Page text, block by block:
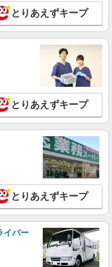
＜日払い有/週払い有/交
含む)＞
詳細を見る
営業部
護師
円〜/看護師2300円〜 ※資
詳細を見る
応コース
特定保健指導
とりあえずキープ
とりあえずキープ
とりあえずキープ
イバー